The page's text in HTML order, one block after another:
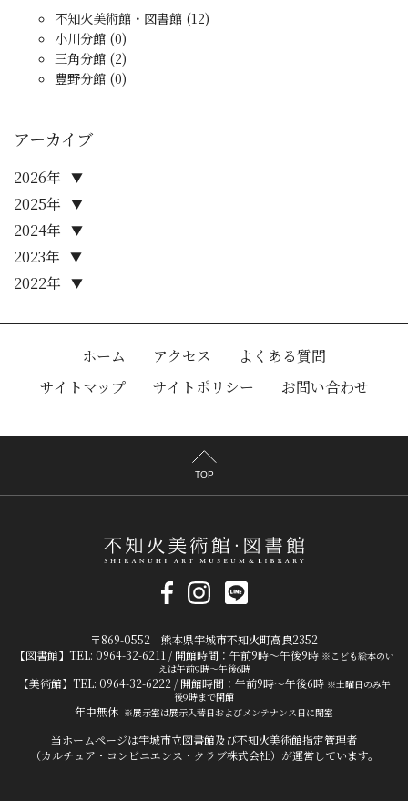
不知火美術館・図書館 (12)
小川分館 (0)
三角分館 (2)
豊野分館 (0)
アーカイブ
2022年 ▼
2023年 ▼
2024年 ▼
2025年 ▼
2026年 ▼
ホーム アクセス
よくある質問
サイトマップ
サイトポリシー お問い合わせ
TOP
〒869-0552 熊本県宇城市不知火町高良2352
【図書館】TEL: 0964-32-6211 / 開館時間：午前9時～午後9時 ※こども絵本のい
えは午前9時～午後6時
【美術館】TEL: 0964-32-6222 / 開館時間：午前9時～午後6時 ※土曜日のみ午
後9時まで開館
年中無休 ※展示室は展示入替日およびメンテナンス日に閉室
当ホームページは宇城市立図書館及び不知火美術館指定管理者
（カルチュア・コンビニエンス・クラブ株式会社）が運営しています。